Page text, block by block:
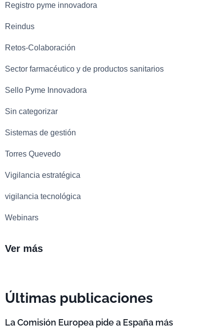
Registro pyme innovadora
Reindus
Retos-Colaboración
Sector farmacéutico y de productos sanitarios
Sello Pyme Innovadora
Sin categorizar
Sistemas de gestión
Torres Quevedo
Vigilancia estratégica
vigilancia tecnológica
Webinars
Ver más
Últimas publicaciones
La Comisión Europea pide a España más